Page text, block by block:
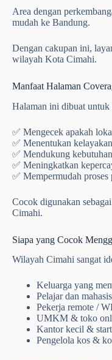
Area dengan
mudah ke Bandung.
Dengan cakupan ini,
wilayah Kota Cimahi.
Manfaat Halaman
Halaman ini dibuat untuk
✅ Mengecek apakah
✅ Menentukan
✅ Mendukung
✅ Meningkatkan
✅ Mempermudah proses
Cocok digunakan
Cimahi.
Siapa yang Cocok
Wilayah Cimahi sangat
Keluarga yang
Pelajar dan
Pekerja remote /
UMKM & toko
Kantor kecil &
Pengelola kos &